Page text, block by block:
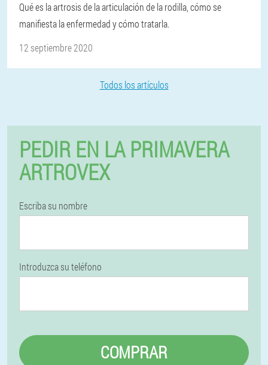
Qué es la artrosis de la articulación de la rodilla, cómo se
manifiesta la enfermedad y cómo tratarla.
12 septiembre 2020
Todos los artículos
PEDIR EN LA PRIMAVERA
ARTROVEX
Escriba su nombre
Introduzca su teléfono
COMPRAR